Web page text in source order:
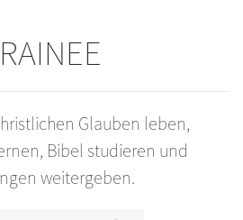
Glauben leben,
Bibel studieren und
weitergeben.